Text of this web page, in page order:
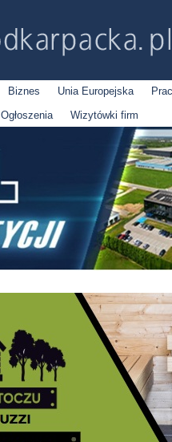
Biznes Unia Europejska
Ogłoszenia Wizytówki firm